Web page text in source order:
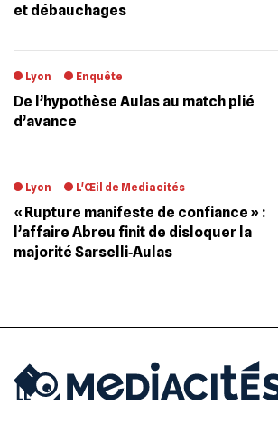
et débauchages
Lyon Enquête
De l’hypothèse Aulas au match plié
d’avance
Lyon L'Œil de Mediacités
« Rupture manifeste de confiance » :
l’affaire Abreu finit de disloquer la
majorité Sarselli‐Aulas